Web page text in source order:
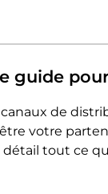
guide
canaux de
votre
tout ce